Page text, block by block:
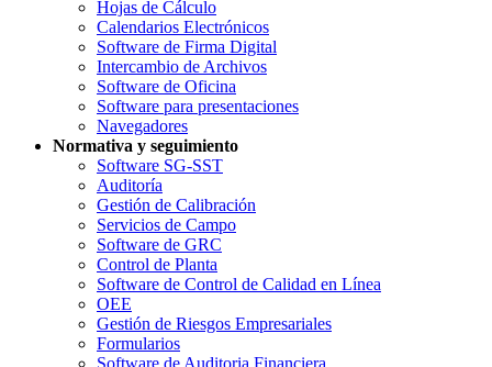
Hojas de Cálculo
Calendarios Electrónicos
Software de Firma Digital
Intercambio de Archivos
Software de Oficina
Software para presentaciones
Navegadores
Normativa y seguimiento
Software SG-SST
Auditoría
Gestión de Calibración
Servicios de Campo
Software de GRC
Control de Planta
Software de Control de Calidad en Línea
OEE
Gestión de Riesgos Empresariales
Formularios